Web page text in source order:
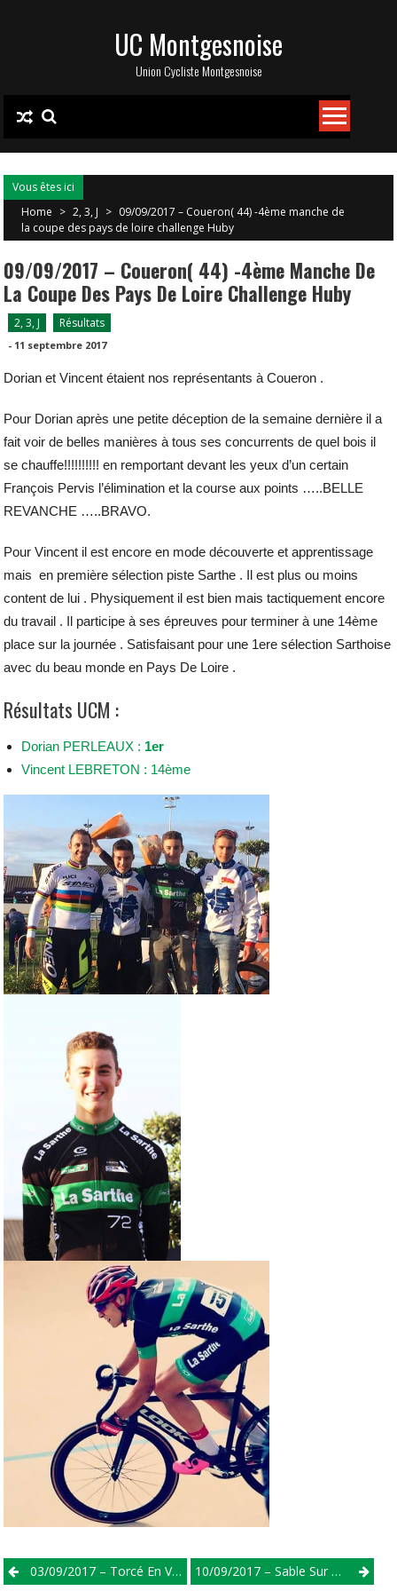
UC Montgesnoise
Union Cycliste Montgesnoise
Vous êtes ici
Home > 2, 3, J > 09/09/2017 – Coueron( 44) -4ème manche de
la coupe des pays de loire challenge Huby
09/09/2017 – Coueron( 44) -4ème Manche De
La Coupe Des Pays De Loire Challenge Huby
2, 3, J Résultats
- 11 septembre 2017
Dorian et Vincent étaient nos représentants à Coueron .
Pour Dorian après une petite déception de la semaine dernière il a
fait voir de belles manières à tous ses concurrents de quel bois il
se chauffe!!!!!!!!!! en remportant devant les yeux d’un certain
François Pervis l’élimination et la course aux points …..BELLE
REVANCHE …..BRAVO.
Pour Vincent il est encore en mode découverte et apprentissage
mais en première sélection piste Sarthe . Il est plus ou moins
content de lui . Physiquement il est bien mais tactiquement encore
du travail . Il participe à ses épreuves pour terminer à une 14ème
place sur la journée . Satisfaisant pour une 1ere sélection Sarthoise
avec du beau monde en Pays De Loire .
Résultats UCM :
Dorian PERLEAUX : 1er
Vincent LEBRETON : 14ème
Post03/09/2017 – Torcé En Vallée – Départementaux 10/09/2017 – Sable Sur Sarthe – Minimes